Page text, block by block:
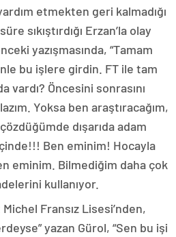
etmekten geri kalmadığı
sıkıştırdığı Erzan’la olay
yazışmasında, “Tamam
bu işlere girdin. FT ile tam
vardı? Öncesini sonrasını
Yoksa ben araştıracağım,
dışarıda adam
Ben eminim! Hocayla
eminim. Bilmediğim daha çok
kullanıyor.
Fransız Lisesi’nden,
yazan Gürol, “Sen bu işi